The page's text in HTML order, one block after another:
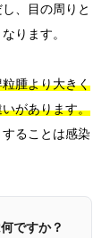
、目の周りと
ります。
腫より大きく
があります。
ることは感染
ですか？